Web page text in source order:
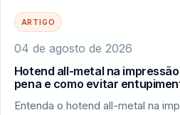
ARTIGO
04 de agosto de 2026
Hotend all-metal na
pena e como evitar
Entenda o hotend all-metal na